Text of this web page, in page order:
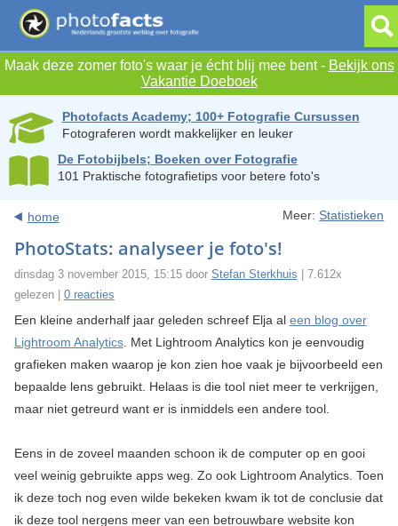
Maak deze zomer foto's waar je écht blij mee bent - Bekijk ons
Vakantie Doeboek
Photofacts Academy; 100+ Fotografie Cursussen
Fotograferen wordt makkelijker en leuker
De Fotobijbels; Boeken over Fotografie
101 Praktische fotografietips voor betere foto's
home Meer: Statistieken
PhotoStats: analyseer je foto's!
dinsdag 3 november 2015, 15:15 door Stefan Sterkhuis | 7.612x
gelezen | 0 reacties
Een kleine anderhalf jaar geleden schreef Elja al een blog over
Lightroom Analytics. Met Lightroom Analytics kon je eenvoudig
grafieken maken waarop je kon zien hoe vaak je bijvoorbeeld een
bepaalde lens gebruikt. Helaas is die tool niet meer te verkrijgen,
maar niet getreurd want er is inmiddels een andere tool.
Eens in de zoveel maanden schoon ik de computer op en gooi
veel weinig gebruikte apps weg. Zo ook Lightroom Analytics. Toen
ik deze toch nog even wilde bekeken kwam ik tot de conclusie dat
ik deze tool nergens meer van een betrouwbare website kon